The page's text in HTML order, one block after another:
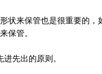
来保管也是很重要的，
保管。
先出的原则。